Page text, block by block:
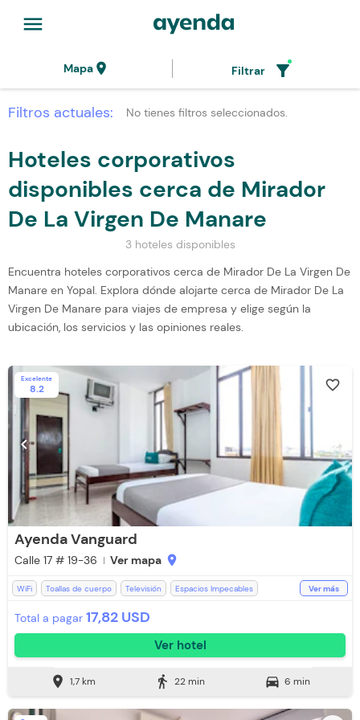
menu
Mapalocation_on Filtrar filter_alt
Filtros actuales: No tienes filtros seleccionados.
Hoteles corporativos
disponibles cerca de Mirador
De La Virgen De Manare
3 hoteles disponibles
Encuentra hoteles corporativos cerca de Mirador De La Virgen De
Manare en Yopal. Explora dónde alojarte cerca de Mirador De La
Virgen De Manare para viajes de empresa y elige según la
ubicación, los servicios y las opiniones reales.
Excelente
8.2 favorite_border
chevron_left chevron_right
Ayenda Vanguard
Calle 17 # 19-36 Ver mapa location_on
WiFi Toallas de cuerpo Televisión
Espacios Impecables
Baño Privado Botella de agua
Ver más
Total a pagar 17,82 USD
Ver hotel
location_on 1,7 km directions_walk 22 min directions_car 6 min